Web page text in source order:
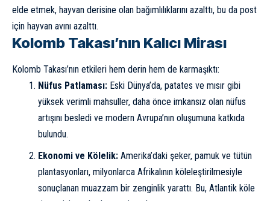
elde etmek, hayvan derisine olan bağımlılıklarını azalttı, bu da post
için hayvan avını azalttı.
Kolomb Takası’nın Kalıcı Mirası
Kolomb Takası’nın etkileri hem derin hem de karmaşıktı:
Nüfus Patlaması:Eski Dünya’da, patates ve mısır gibi
yüksek verimli mahsuller, daha önce imkansız olan nüfus
artışını besledi ve modern Avrupa’nın oluşumuna katkıda
bulundu.
Ekonomi ve Kölelik:Amerika’daki şeker, pamuk ve tütün
plantasyonları, milyonlarca Afrikalının köleleştirilmesiyle
sonuçlanan muazzam bir zenginlik yarattı. Bu, Atlantik köle